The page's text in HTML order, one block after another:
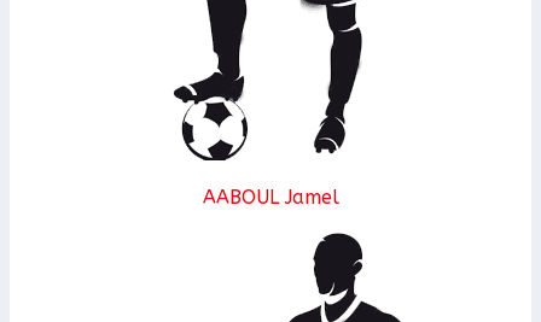
AABOUL Jamel